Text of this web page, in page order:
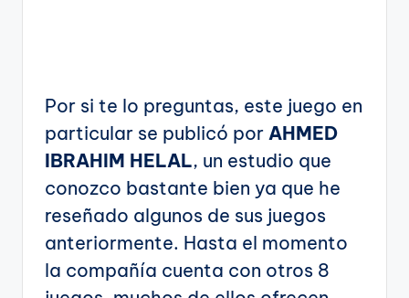
Por si te lo preguntas, este juego en
particular se publicó por AHMED
IBRAHIM HELAL, un estudio que
conozco bastante bien ya que he
reseñado algunos de sus juegos
anteriormente. Hasta el momento
la compañía cuenta con otros 8